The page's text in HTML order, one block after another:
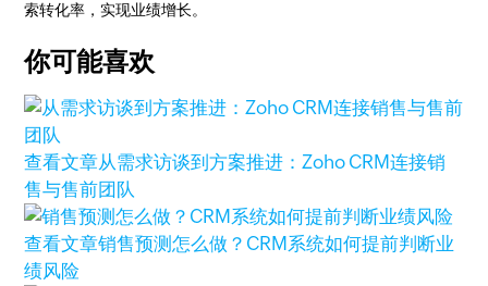
索转化率，实现业绩增长。
你可能喜欢
查看文章从需求访谈到方案推进：Zoho CRM连接销
售与售前团队
查看文章销售预测怎么做？CRM系统如何提前判断业
绩风险